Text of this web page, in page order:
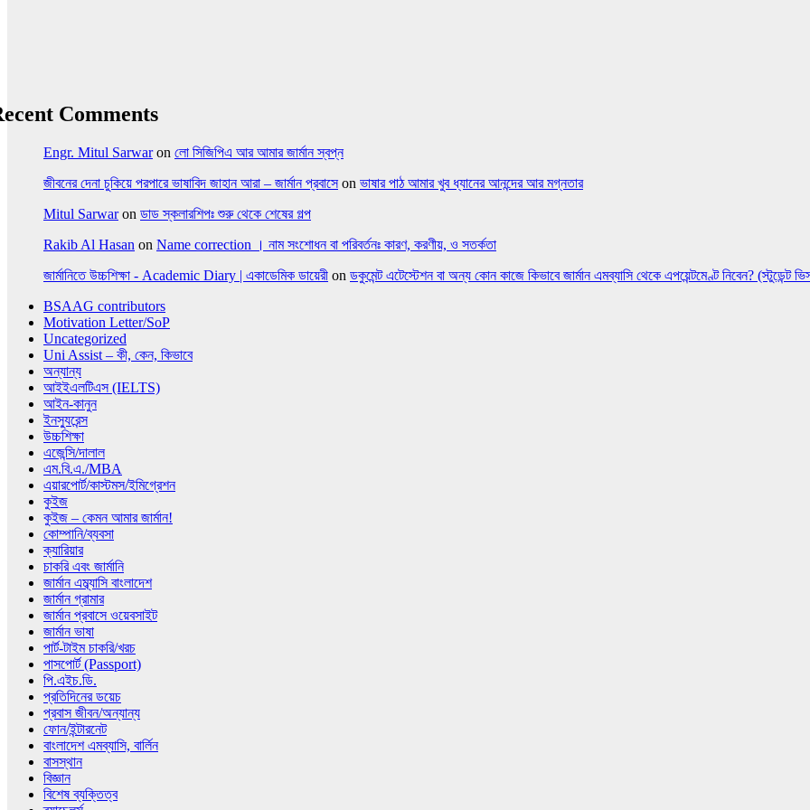
Comments
Engr. Mitul Sarwaron লো সিজিপিএ আর আমার জার্মান স্বপ্ন
জীবনের দেনা চুকিয়ে পরপারে ভাষাবিদ জাহান আরা – জার্মান প্রবাসেon ভাষার পাঠ আমার খুব ধ্যানের আনন্দের আর মগ্নতার
Mitul Sarwaron ডাড স্কলারশিপঃ শুরু থেকে শেষের গল্প
Rakib Al Hasan on Name correction । নাম সংশোধন বা পরিবর্তনঃ কারণ, করণীয়, ও সতর্কতা
জার্মানিতে উচ্চশিক্ষা - Academic Diary | একাডেমিক ডায়েরী on ডকুমেন্ট এটেস্টেশন বা অন্য কোন কাজে কিভাবে জার্মান এমব্যাসি থেকে এপয়েন্টমেণ্ট নিবেন? (স্টুডেন্ট
BSAAG contributors
Motivation Letter/SoP
Uncategorized
Uni Assist – কী, কেন, কিভাবে
অন্যান্য
আইইএলটিএস (IELTS)
আইন-কানুন
ইনস্যুরেন্স
উচ্চশিক্ষা
এজেন্সি/দালাল
এম.বি.এ./MBA
এয়ারপোর্ট/কাস্টমস/ইমিগ্রেশন
কুইজ
কুইজ – কেমন আমার জার্মান!
কোম্পানি/ব্যবসা
ক্যারিয়ার
চাকরি এবং জার্মানি
জার্মান এম্ব্যাসি বাংলাদেশ
জার্মান গ্রামার
জার্মান প্রবাসে ওয়েবসাইট
জার্মান ভাষা
পার্ট-টাইম চাকরি/খরচ
পাসপোর্ট (Passport)
পি.এইচ.ডি.
প্রতিদিনের ডয়েচ
প্রবাস জীবন/অন্যান্য
ফোন/ইন্টারনেট
বাংলাদেশ এমব্যাসি, বার্লিন
বাসস্থান
বিজ্ঞান
বিশেষ ব্যক্তিত্ব